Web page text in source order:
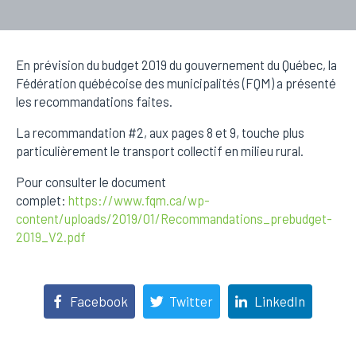
En prévision du budget 2019 du gouvernement du Québec, la
Fédération québécoise des municipalités (FQM) a présenté
les recommandations faites.
La recommandation #2, aux pages 8 et 9, touche plus
particulièrement le transport collectif en milieu rural.
Pour consulter le document
complet: https://www.fqm.ca/wp-
content/uploads/2019/01/Recommandations_prebudget-
2019_V2.pdf
Facebook Twitter LinkedIn